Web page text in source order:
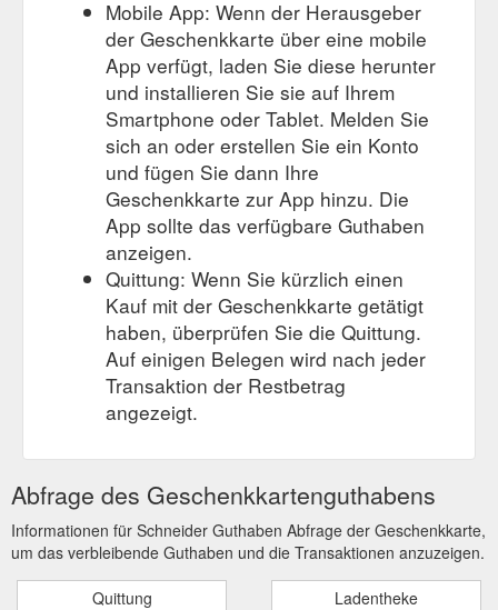
MwSt. und zzgl. Versandkosten. Privat Business. Shoppen Sie
geschäftlich oder privat? Wählen Sie aus, ob Sie
Geschäftskunde oder Privatkunde sind, um Preise mit oder
ohne Mehrwertsteuer zu sehen. Suchen. Suchen . Ähnliche
Suchbegriffe. Kategorien . Themenwelten. Hersteller.
Produktvorschläge. Newsletter Über uns Kontakt ...
https://www.schneider.de/ch/inspirationswelten/wooden-touch/
Glossy – hochglänzend, outdoorgeeignet | Schneider Österreich
10% Gutschein für Ihre Anmeldung zum Newsletter. Alle
Preise inkl. MwSt. und zzgl. Versandkosten. Privat Business.
Shoppen Sie geschäftlich oder privat? Wählen Sie aus, ob Sie
Geschäftskunde oder Privatkunde sind, um Preise mit oder
ohne Mehrwertsteuer zu sehen. Suchen. Suchen . Ähnliche
Suchbegriffe. Kategorien . Themenwelten. Hersteller.
Produktvorschläge. Newsletter Über uns Kontakt ...
https://www.schneider.de/at/schneider-home-bodenwindlicht-
glossy-hochglaenzend-outdoorgeeignet-modern-1863804/
Windlichter Glossy – outdoorgeeignet - Schneider Schweiz
geschäftlich oder privat? Wählen Sie aus, ob Sie
Geschäftskunde oder Privatkunde sind, um Preise mit oder
ohne Mehrwertsteuer zu sehen. Suchen. Suchen . Ähnliche
Suchbegriffe. Kategorien . Themenwelten. Hersteller.
Produktvorschläge. Newsletter Über uns Kontakt ...
Mobile App: Wenn der Herausgeber
der Geschenkkarte über eine mobile
App verfügt, laden Sie diese herunter
und installieren Sie sie auf Ihrem
Smartphone oder Tablet. Melden Sie
sich an oder erstellen Sie ein Konto
und fügen Sie dann Ihre
Geschenkkarte zur App hinzu. Die
App sollte das verfügbare Guthaben
anzeigen.
Quittung: Wenn Sie kürzlich einen
Kauf mit der Geschenkkarte getätigt
haben, überprüfen Sie die Quittung.
Auf einigen Belegen wird nach jeder
Transaktion der Restbetrag
angezeigt.
Abfrage des Geschenkkartenguthabens
Informationen für Schneider Guthaben Abfrage der Geschenkkarte,
um das verbleibende Guthaben und die Transaktionen anzuzeigen.
Quittung Ladentheke